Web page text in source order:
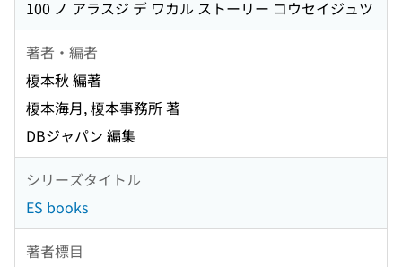
100 ノ アラスジ デ ワカル ストーリー コウセイジュツ
著者・編者
榎本秋 編著
榎本海月, 榎本事務所 著
DBジャパン 編集
シリーズタイトル
ES books
著者標目